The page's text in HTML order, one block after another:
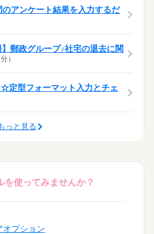
アンケート結果を入力するだ
】郵政グループ♪社宅の退去に関
）
定型フォーマット入力とチェ
っと見る
を使ってみませんか？
オプション